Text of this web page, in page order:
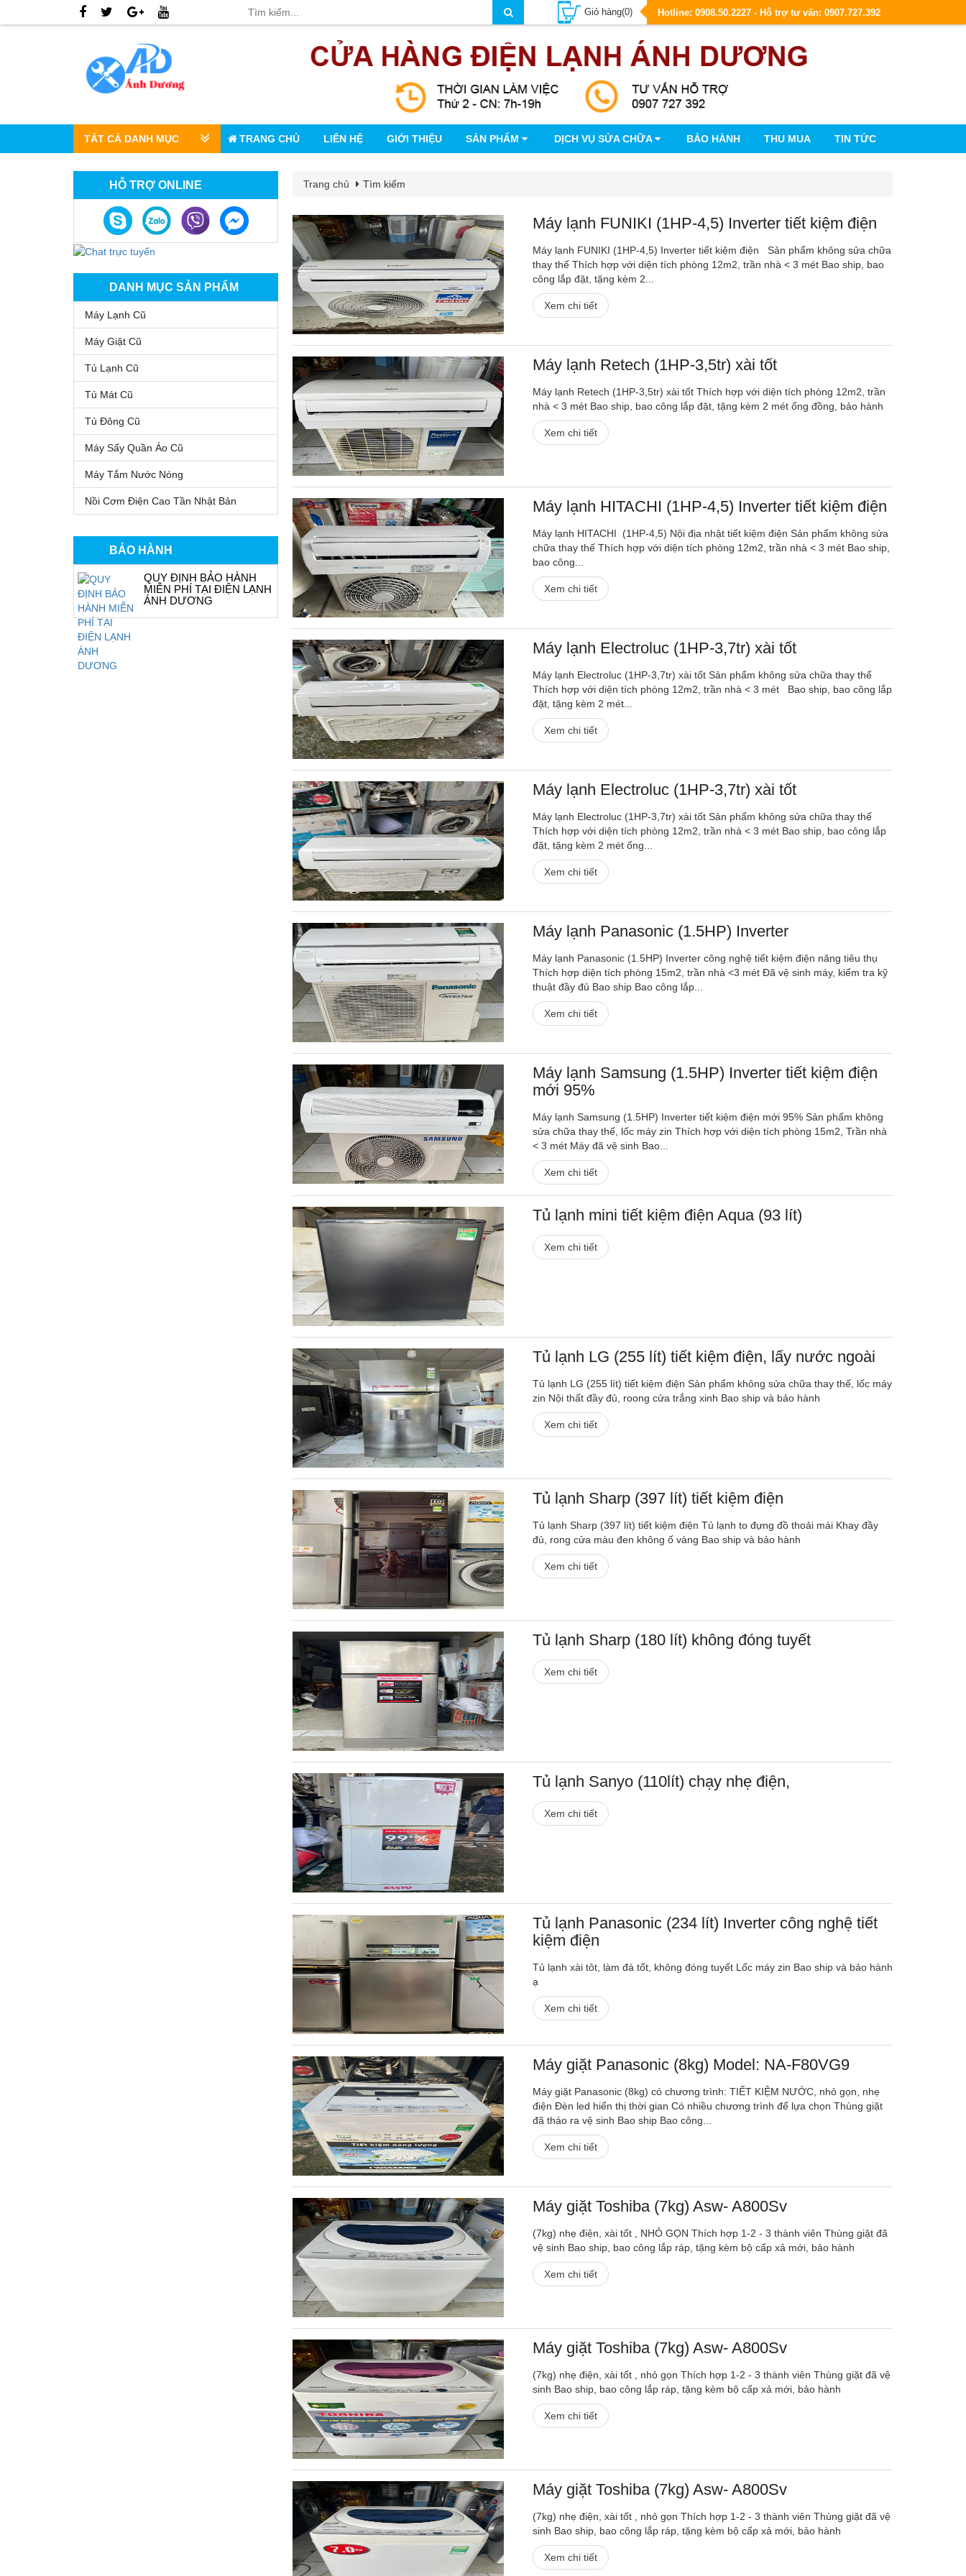
Giỏ hàng(0) Hotline: 0908.50.2227 - Hỗ trợ tư vấn: 0907.727.392
TẤT CẢ DANH MỤC TRANG CHỦ LIÊN HỆ GIỚI THIỆU SẢN PHẨM DỊCH VỤ SỬA CHỮA BẢO HÀNH THU MUA TIN TỨC
HỖ TRỢ ONLINE
DANH MỤC SẢN PHẨM
Máy Lạnh Cũ
Máy Giặt Cũ
Tủ Lạnh Cũ
Tủ Mát Cũ
Tủ Đông Cũ
Máy Sấy Quần Áo Cũ
Máy Tắm Nước Nóng
Nồi Cơm Điện Cao Tần Nhật Bản
BẢO HÀNH
QUY ĐỊNH BẢO HÀNH
MIỄN PHÍ TẠI ĐIỆN LẠNH
ÁNH DƯƠNG
Trang chủ Tìm kiếm
Máy lạnh FUNIKI (1HP-4,5) Inverter tiết kiệm điện
Máy lạnh FUNIKI (1HP-4,5) Inverter tiết kiệm điện Sản phẩm không sửa chữa
thay thế Thích hợp với diện tích phòng 12m2, trần nhà < 3 mét Bao ship, bao
công lắp đặt, tặng kèm 2...
Xem chi tiết
Máy lạnh Retech (1HP-3,5tr) xài tốt
Máy lạnh Retech (1HP-3,5tr) xài tốt Thích hợp với diện tích phòng 12m2, trần
nhà < 3 mét Bao ship, bao công lắp đặt, tặng kèm 2 mét ống đồng, bảo hành
Xem chi tiết
Máy lạnh HITACHI (1HP-4,5) Inverter tiết kiệm điện
Máy lạnh HITACHI (1HP-4,5) Nội địa nhật tiết kiệm điện Sản phẩm không sửa
chữa thay thế Thích hợp với diện tích phòng 12m2, trần nhà < 3 mét Bao ship,
bao công...
Xem chi tiết
Máy lạnh Electroluc (1HP-3,7tr) xài tốt
Máy lạnh Electroluc (1HP-3,7tr) xài tốt Sản phẩm không sửa chữa thay thế
Thích hợp với diện tích phòng 12m2, trần nhà < 3 mét Bao ship, bao công lắp
đặt, tặng kèm 2 mét...
Xem chi tiết
Máy lạnh Electroluc (1HP-3,7tr) xài tốt
Máy lạnh Electroluc (1HP-3,7tr) xài tốt Sản phẩm không sửa chữa thay thế
Thích hợp với diện tích phòng 12m2, trần nhà < 3 mét Bao ship, bao công lắp
đặt, tặng kèm 2 mét ống...
Xem chi tiết
Máy lạnh Panasonic (1.5HP) Inverter
Máy lạnh Panasonic (1.5HP) Inverter công nghệ tiết kiệm điện năng tiêu thụ
Thích hợp diện tích phòng 15m2, trần nhà <3 mét Đã vệ sinh máy, kiểm tra kỹ
thuật đầy đủ Bao ship Bao công lắp...
Xem chi tiết
Máy lạnh Samsung (1.5HP) Inverter tiết kiệm điện
mới 95%
Máy lạnh Samsung (1.5HP) Inverter tiết kiệm điện mới 95% Sản phẩm không
sửa chữa thay thế, lốc máy zin Thích hợp với diện tích phòng 15m2, Trần nhà
< 3 mét Máy đã vệ sinh Bao...
Xem chi tiết
Tủ lạnh mini tiết kiệm điện Aqua (93 lít)
Xem chi tiết
Tủ lạnh LG (255 lít) tiết kiệm điện, lấy nước ngoài
Tủ lạnh LG (255 lít) tiết kiệm điện Sản phẩm không sửa chữa thay thế, lốc máy
zin Nội thất đầy đủ, roong cửa trắng xinh Bao ship và bảo hành
Xem chi tiết
Tủ lạnh Sharp (397 lít) tiết kiệm điện
Tủ lạnh Sharp (397 lít) tiết kiệm điện Tủ lạnh to đựng đồ thoải mái Khay đầy
đủ, rong cửa màu đen không ố vàng Bao ship và bảo hành
Xem chi tiết
Tủ lạnh Sharp (180 lít) không đóng tuyết
Xem chi tiết
Tủ lạnh Sanyo (110lít) chạy nhẹ điện,
Xem chi tiết
Tủ lạnh Panasonic (234 lít) Inverter công nghệ tiết
kiệm điện
Tủ lạnh xài tôt, làm đá tốt, không đóng tuyết Lốc máy zin Bao ship và bảo hành
ạ
Xem chi tiết
Máy giặt Panasonic (8kg) Model: NA-F80VG9
Máy giặt Panasonic (8kg) có chương trình: TIẾT KIỆM NƯỚC, nhỏ gọn, nhẹ
điện Đèn led hiển thị thời gian Có nhiều chương trình để lựa chọn Thùng giặt
đã tháo ra vệ sinh Bao ship Bao công...
Xem chi tiết
Máy giặt Toshiba (7kg) Asw- A800Sv
(7kg) nhẹ điện, xài tốt , NHỎ GỌN Thích hợp 1-2 - 3 thành viên Thùng giặt đã
vệ sinh Bao ship, bao công lắp ráp, tặng kèm bộ cấp xả mới, bảo hành
Xem chi tiết
Máy giặt Toshiba (7kg) Asw- A800Sv
(7kg) nhẹ điện, xài tốt , nhỏ gọn Thích hợp 1-2 - 3 thành viên Thùng giặt đã vệ
sinh Bao ship, bao công lắp ráp, tặng kèm bộ cấp xả mới, bảo hành
Xem chi tiết
Máy giặt Toshiba (7kg) Asw- A800Sv
(7kg) nhẹ điện, xài tốt , nhỏ gọn Thích hợp 1-2 - 3 thành viên Thùng giặt đã vệ
sinh Bao ship, bao công lắp ráp, tặng kèm bộ cấp xả mới, bảo hành
Xem chi tiết